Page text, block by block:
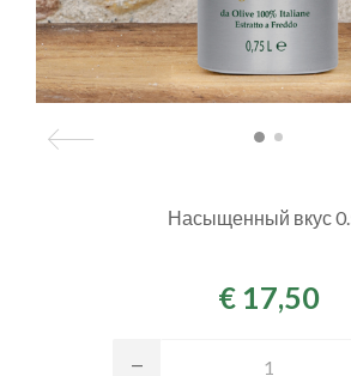
Насыщенный вкус
€ 17,50